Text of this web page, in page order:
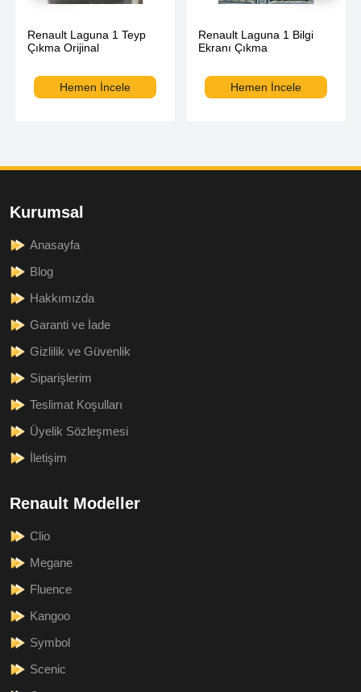
Renault Laguna 1 Teyp
Çıkma Orijinal
Hemen İncele
Renault Laguna 1 Bilgi
Ekranı Çıkma
Hemen İncele
Kurumsal
Anasayfa
Blog
Hakkımızda
Garanti ve İade
Gizlilik ve Güvenlik
Siparişlerim
Teslimat Koşulları
Üyelik Sözleşmesi
İletişim
Renault Modeller
Clio
Megane
Fluence
Kangoo
Symbol
Scenic